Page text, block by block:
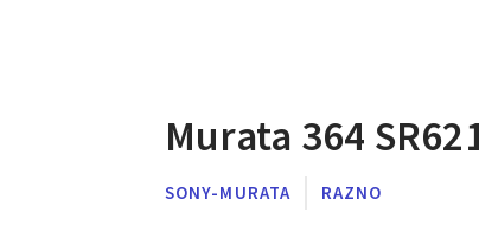
Murata 364
SONY-MURATA RAZNO